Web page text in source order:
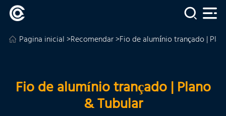
Pagina inicial>Recomendar>Fio de alumínio trançado |
Fio de alumínio trançado | Plano
& Tubular